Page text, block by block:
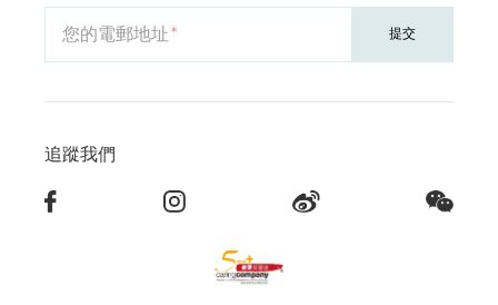
您的電郵地址 提交
追蹤我們